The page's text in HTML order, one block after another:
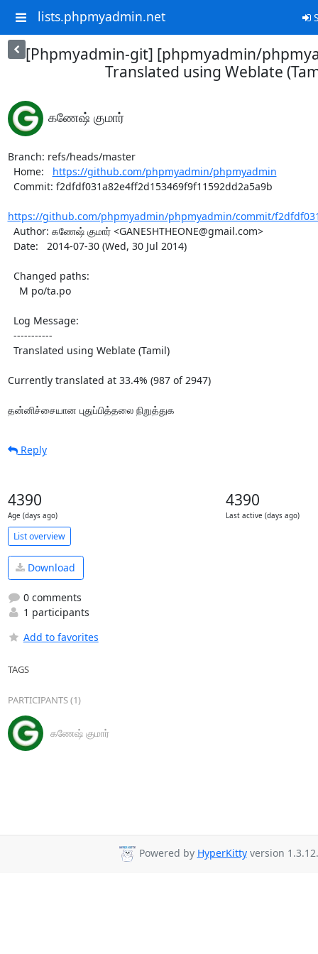
lists.phpmyadmin.net
[Phpmyadmin-git] [phpmyadmin/
Translated using Weblate
கணேஷ் குமார்
Branch: refs/heads/master
  Home:
https://github.com/phpmyadmin/phpmyadmin
https://github.com/phpmyadmin/phpmyadmin/commit/
Currently translated at 33.4% (987 of 2947)
தன்னிச்சையான புதுப்பித்தலை நிறுத்துக
Reply
4390
Age (days ago)
4390
Last active (days ago)
List overview
Download
0 comments
1 participants
Add to favorites
TAGS
PARTICIPANTS (1)
கணேஷ் குமார்
Powered by HyperKittyversion 1.3.12.